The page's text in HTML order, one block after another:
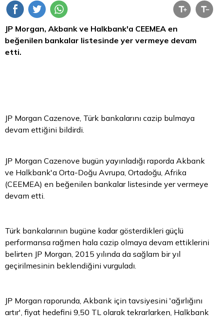
JP Morgan, Akbank ve Halkbank'a CEEMEA en
beğenilen bankalar listesinde yer vermeye devam
etti.
JP Morgan Cazenove, Türk bankalarını cazip bulmaya
devam ettiğini bildirdi.
JP Morgan Cazenove bugün yayınladığı raporda Akbank
ve Halkbank'a Orta-Doğu Avrupa, Ortadoğu, Afrika
(CEEMEA) en beğenilen bankalar listesinde yer vermeye
devam etti.
Türk bankalarının bugüne kadar gösterdikleri güçlü
performansa rağmen hala cazip olmaya devam ettiklerini
belirten JP Morgan, 2015 yılında da sağlam bir yıl
geçirilmesinin beklendiğini vurguladı.
JP Morgan raporunda, Akbank için tavsiyesini 'ağırlığını
artır', fiyat hedefini 9,50 TL olarak tekrarlarken, Halkbank